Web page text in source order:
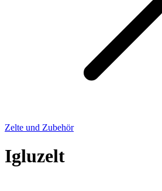
Zelte und Zubehör
Igluzelt